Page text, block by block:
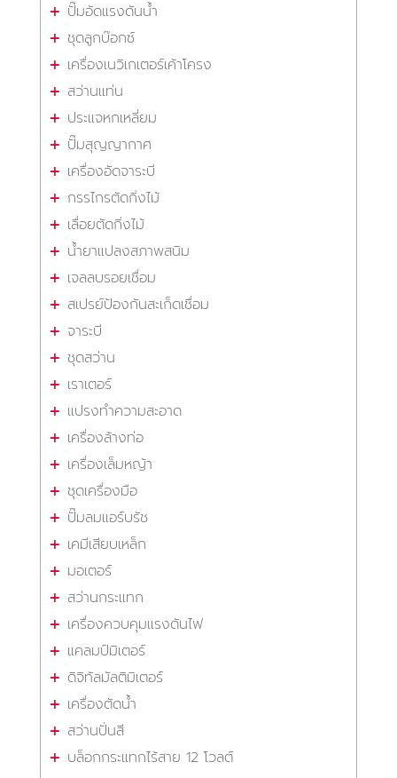
ปั๊มอัดแรงดันน้ำ
ชุดลูกบ๊อกซ์
เครื่องเนวิเกเตอร์เค้าโครง
สว่านแท่น
ประแจหกเหลี่ยม
ปั๊มสุญญากาศ
เครื่องอัดจาระบี
กรรไกรตัดกิ่งไม้
เลื่อยตัดกิ่งไม้
น้ำยาแปลงสภาพสนิม
เจลลบรอยเชื่อม
สเปรย์ป้องกันสะเก็ดเชื่อม
จาระบี
ชุดสว่าน
เราเตอร์
แปรงทำความสะอาด
เครื่องล้างท่อ
เครื่องเล็มหญ้า
ชุดเครื่องมือ
ปั๊มลมแอร์บรัช
เคมีเสียบเหล็ก
มอเตอร์
สว่านกระแทก
เครื่องควบคุมแรงดันไฟ
แคลมป์มิเตอร์
ดิจิทัลมัลติมิเตอร์
เครื่องตัดน้ำ
สว่านปั่นสี
บล็อกกระแทกไร้สาย 12 โวลต์